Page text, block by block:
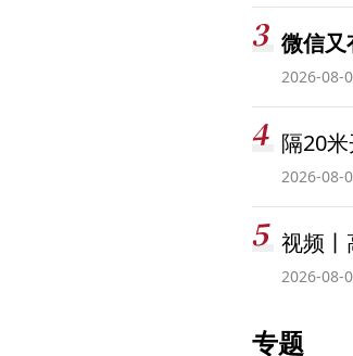
微信又
2026-08-
隔20
2026-08-
视频丨
2026-08-
专题